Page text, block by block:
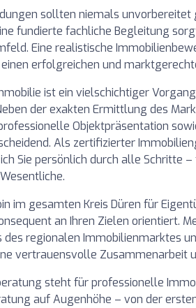
sollten niemals unvorbereitet
fundierte fachliche Begleitung
Eine realistische
erfolgreichen und
ist ein vielschichtiger
der exakten Ermittlung des
Objektpräsentation
Als zertifizierter
Sie persönlich durch alle Schritte
im gesamten Kreis Düren für
an Ihren Zielen orientiert.
regionalen Immobilienmarktes
vertrauensvolle Zusammenarbeit
steht für professionelle
auf Augenhöhe – von der